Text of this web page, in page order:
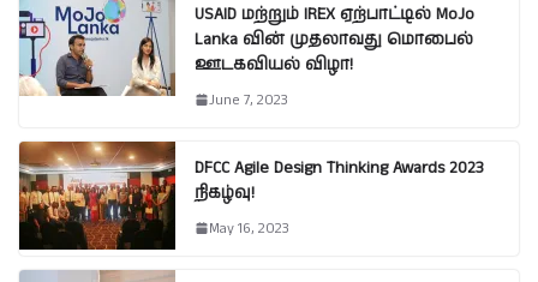
USAID மற்றும் IREX ஏற்பாட்டில் MoJo
Lanka வின் முதலாவது மொபைல்
ஊடகவியல் விழா!
June 7, 2023
DFCC Agile Design Thinking Awards 2023
நிகழ்வு!
May 16, 2023